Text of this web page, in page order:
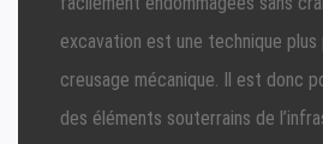
excavation est une technique
creusage mécanique. Il est donc
des éléments souterrains de